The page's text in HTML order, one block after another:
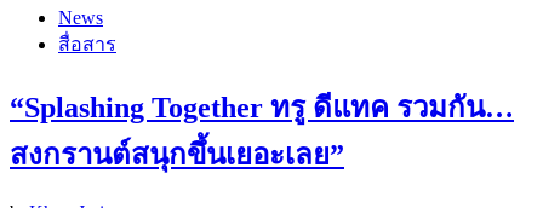
News
สื่อสาร
“Splashing Together ทรู ดีแทค รวมกัน…
สงกรานต์สนุกขึ้นเยอะเลย”